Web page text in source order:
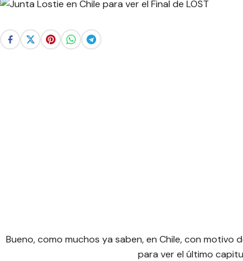
Recomendaciones
Videos
Bueno, como muchos ya saben, en Chile, con motivo
para ver el último